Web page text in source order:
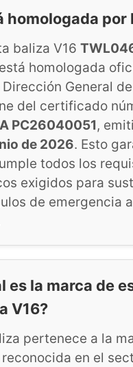
homologada por
baliza V16
está homologada
General
del certificado
PC26040051,
de 2026. Esto
todos los
exigidos para
de emergencia
es la marca de
V16?
pertenece a la
reconocida en el